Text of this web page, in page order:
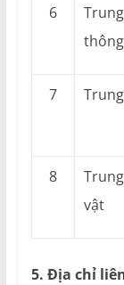
6
7
8
vật
5. Địa chỉ